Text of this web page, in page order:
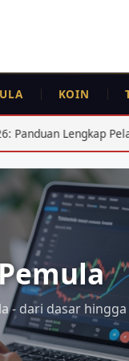
KOIN
Pelaporan SPT
- dari dasar